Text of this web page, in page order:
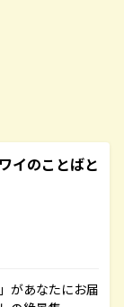
イのことばと
があなたにお届